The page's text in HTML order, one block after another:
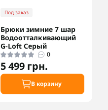
Под заказ
Брюки зимние 7 шар
Водоотталкивающий
G-Loft Серый
0
5 499 грн.
В корзину